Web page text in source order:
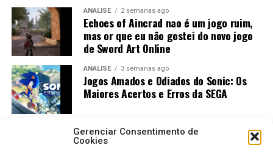
Gerenciar Consentimento de
Cookies
ANÁLISE 2 semanas ago
Echoes of Aincrad nao é um jogo ruim,
mas or que eu não gostei do novo jogo
de Sword Art Online
ANÁLISE 3 semanas ago
Jogos Amados e Odiados do Sonic: Os
Maiores Acertos e Erros da SEGA